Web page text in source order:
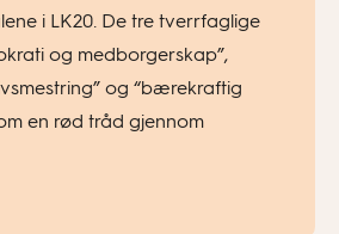
i LK20. De tre tverrfaglige
og medborgerskap”,
og “bærekraftig
en rød tråd gjennom